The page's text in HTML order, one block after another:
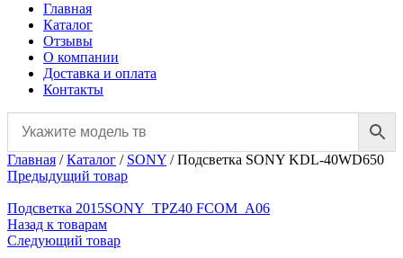
Главная
Каталог
Отзывы
О компании
Доставка и оплата
Контакты
Главная /Каталог / SONY /Подсветка SONY KDL-40WD650
Предыдущий товар
Подсветка 2015SONY_TPZ40 FCOM_A06
Назад к товарам
Следующий товар